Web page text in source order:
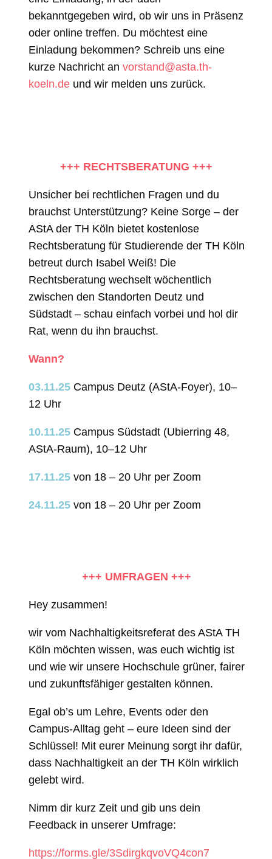
bekanntgegeben wird, ob wir uns in Präsenz
oder online treffen. Du möchtest eine
Einladung bekommen? Schreib uns eine
kurze Nachricht an vorstand@asta.th-
koeln.deund wir melden uns zurück.
+++ RECHTSBERATUNG +++
Unsicher bei rechtlichen Fragen und du
brauchst Unterstützung? Keine Sorge – der
AStA der TH Köln bietet kostenlose
Rechtsberatung für Studierende der TH Köln
betreut durch Isabel Weiß! Die
Rechtsberatung wechselt wöchentlich
zwischen den Standorten Deutz und
Südstadt – schau einfach vorbei und hol dir
Rat, wenn du ihn brauchst.
Wann?
03.11.25Campus Deutz (AStA-Foyer), 10–
12 Uhr
10.11.25Campus Südstadt (Ubierring 48,
AStA-Raum), 10–12 Uhr
17.11.25von 18 – 20 Uhr per Zoom
24.11.25von 18 – 20 Uhr per Zoom
+++ UMFRAGEN +++
Hey zusammen!
wir vom Nachhaltigkeitsreferat des AStA TH
Köln möchten wissen, was euch wichtig ist
und wie wir unsere Hochschule grüner, fairer
und zukunftsfähiger gestalten können.
Egal ob’s um Lehre, Events oder den
Campus-Alltag geht – eure Ideen sind der
Schlüssel! Mit eurer Meinung sorgt ihr dafür,
dass Nachhaltigkeit an der TH Köln wirklich
gelebt wird.
Nimm dir kurz Zeit und gib uns dein
Feedback in unserer Umfrage:
https://forms.gle/3SdirgkqvoVQ4con7